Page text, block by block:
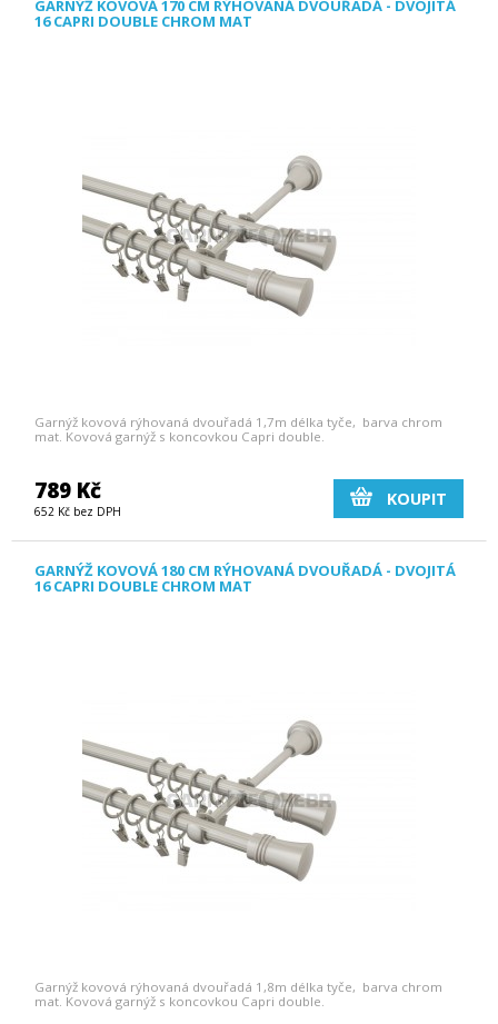
GARNÝŽ KOVOVÁ 170 CM RÝHOVANÁ DVOUŘADÁ - DVOJITÁ
16 CAPRI DOUBLE CHROM MAT
Garnýž kovová rýhovaná dvouřadá 1,7m délka tyče, barva chrom
mat. Kovová garnýž s koncovkou Capri double.
789 Kč
652 Kč bez DPH
KOUPIT
GARNÝŽ KOVOVÁ 180 CM RÝHOVANÁ DVOUŘADÁ - DVOJITÁ
16 CAPRI DOUBLE CHROM MAT
Garnýž kovová rýhovaná dvouřadá 1,8m délka tyče, barva chrom
mat. Kovová garnýž s koncovkou Capri double.